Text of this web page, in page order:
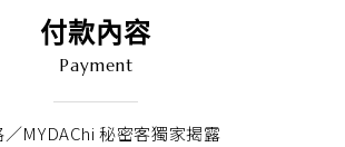
付款內容
Payment
／MYDAChi 秘密客獨家揭露